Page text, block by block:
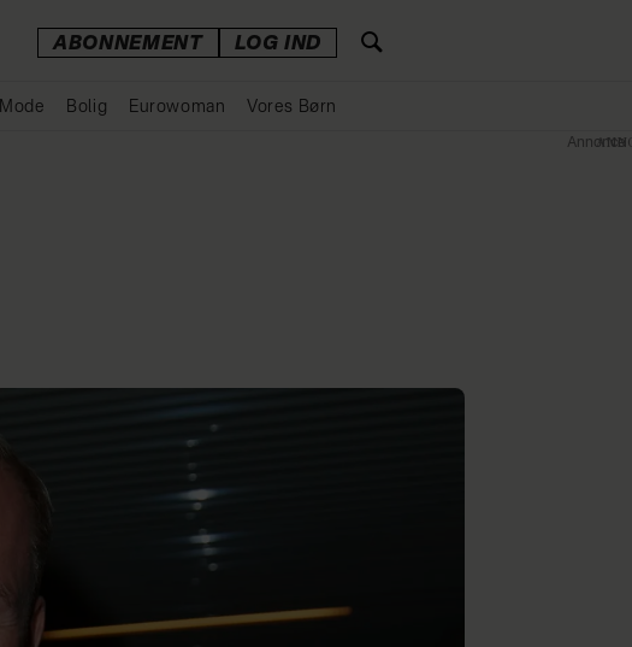
ABONNEMENT LOG IND
Mode Bolig Eurowoman Vores Børn
Annonce